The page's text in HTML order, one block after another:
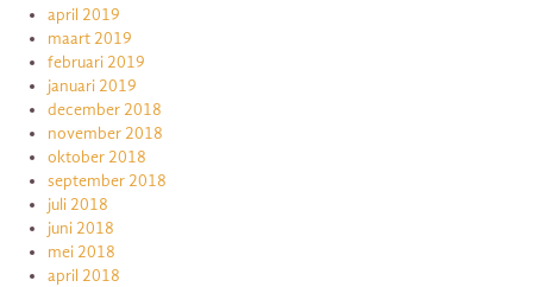
april 2019
maart 2019
februari 2019
januari 2019
december 2018
november 2018
oktober 2018
september 2018
juli 2018
juni 2018
mei 2018
april 2018